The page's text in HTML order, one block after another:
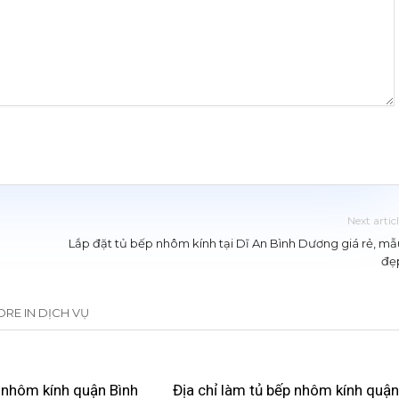
Next
Lắp đặt tủ bếp nhôm kính tại Dĩ An Bình Dương giá rẻ,
IN DỊCH VỤ
kính quận Bình Địa chỉ làm tủ bếp nhôm kính quận